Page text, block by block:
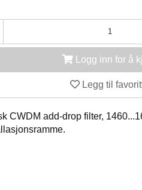
Logg inn for å
Legg til
CWDM add-drop filter,